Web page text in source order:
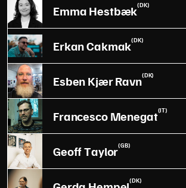
Emma Hestbæk(DK)
Erkan Cakmak(DK)
Esben Kjær Ravn(DK)
Francesco Menegat(IT)
Geoff Taylor(GB)
(DK)